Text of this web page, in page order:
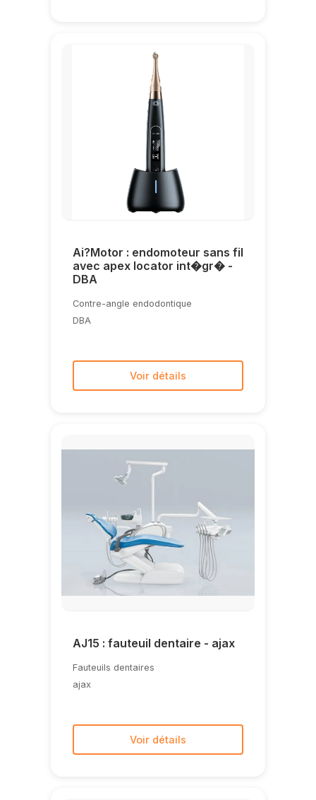
Ai?Motor : endomoteur sans fil
avec apex locator int�gr� -
DBA
Contre-angle endodontique
DBA
Voir détails
AJ15 : fauteuil dentaire - ajax
Fauteuils dentaires
ajax
Voir détails